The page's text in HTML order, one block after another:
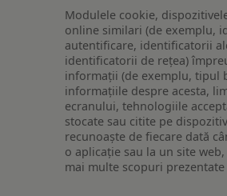
Modulele cookie,
online similari (de exemplu,
autentificare, identificatorii
identificatorii de rețea)
informații (de exemplu, tipul
informațiile despre acesta,
ecranului, tehnologiile
stocate sau citite pe
recunoaște de fiecare dată
o aplicație sau la un site
mai multe scopuri prezentate